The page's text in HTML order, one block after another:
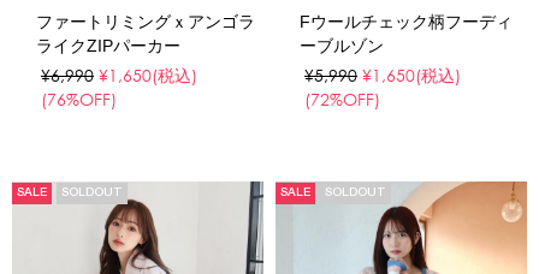
ファートリミングｘアンゴラ
ライクZIPパーカー
¥6,990 ¥1,650(税込)
(76%OFF)
Fウールチェック柄フーディ
ーブルゾン
¥5,990 ¥1,650(税込)
(72%OFF)
SALE SOLDOUT SALE SOLDOUT